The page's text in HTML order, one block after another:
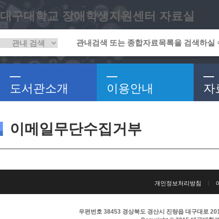
대구대학교 장애학생지원센터 자료실
도서관소개 이용안내 자
이메일무단수집거부
개인정보처리방침
우편번호 38453 경상북도 경산시 진량읍 대구대로